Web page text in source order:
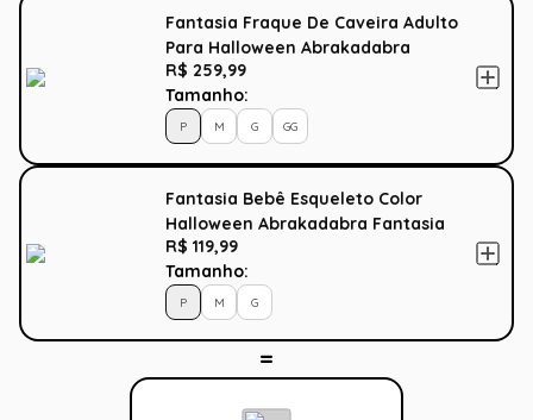
Fantasia Fraque De Caveira Adulto
Para Halloween Abrakadabra
R$ 259,99
Tamanho:
P M G GG
Fantasia Bebê Esqueleto Color
Halloween Abrakadabra Fantasia
R$ 119,99
Tamanho:
P M G